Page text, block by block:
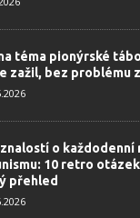
téma pionýrské
zažil, bez problému
o každodenní
10 retro
přehled